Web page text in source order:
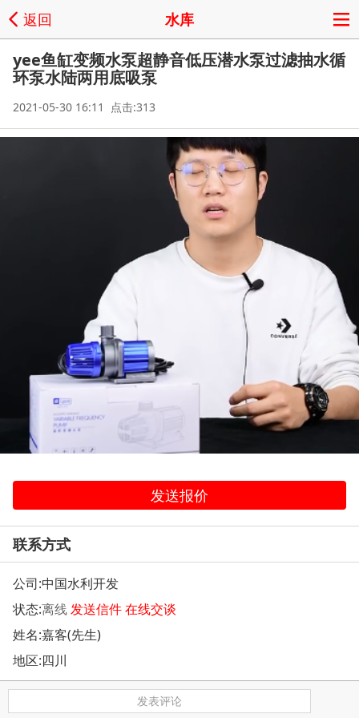
返回 水库
yee鱼缸变频水泵超静音低压潜水泵过滤抽水循
环泵水陆两用底吸泵
2021-05-30 16:11 点击:313
发送报价
联系方式
公司:中国水利开发
状态:离线发送信件在线交谈
姓名:嘉客(先生)
地区:四川
发表评论